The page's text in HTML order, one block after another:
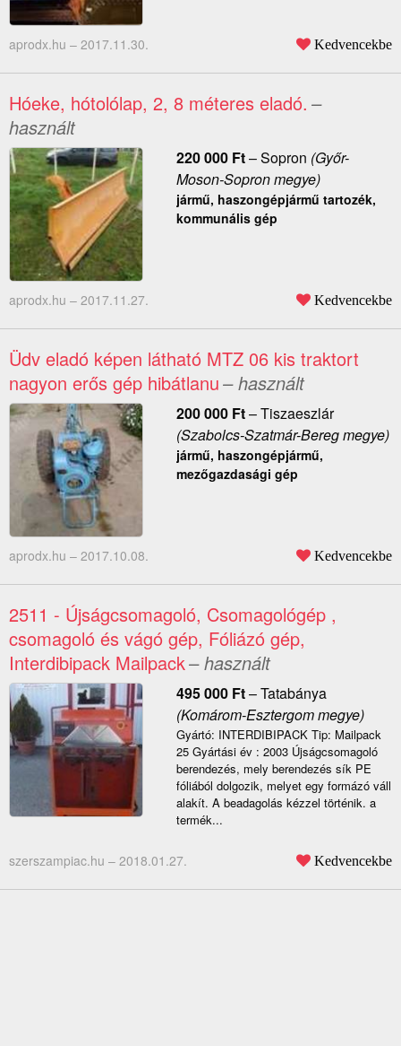
aprodx.hu – 2017.11.30. Kedvencekbe
Hóeke, hótolólap, 2, 8 méteres eladó. –
használt
220 000 Ft–Sopron (Győr-
Moson-Sopron megye)
jármű, haszongépjármű tartozék,
kommunális gép
aprodx.hu – 2017.11.27. Kedvencekbe
Üdv eladó képen látható MTZ 06 kis traktort
nagyon erős gép hibátlanu– használt
200 000 Ft–Tiszaeszlár
(Szabolcs-Szatmár-Bereg megye)
jármű, haszongépjármű,
mezőgazdasági gép
aprodx.hu – 2017.10.08. Kedvencekbe
2511 - Újságcsomagoló, Csomagológép ,
csomagoló és vágó gép, Fóliázó gép,
Interdibipack Mailpack– használt
495 000 Ft–Tatabánya
(Komárom-Esztergom megye)
Gyártó: INTERDIBIPACK Tip: Mailpack
25 Gyártási év : 2003 Újságcsomagoló
berendezés, mely berendezés sík PE
fóliából dolgozik, melyet egy formázó váll
alakít. A beadagolás kézzel történik. a
termék...
szerszampiac.hu – 2018.01.27. Kedvencekbe